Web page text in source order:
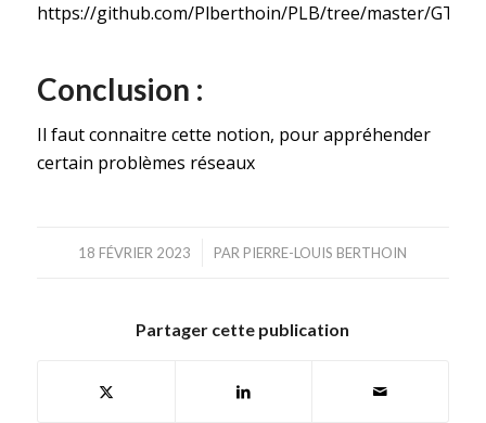
https://github.com/Plberthoin/PLB/tree/master/
Conclusion :
Il faut connaitre cette notion, pour appréhender
certain problèmes réseaux
18 FÉVRIER 2023
/ PAR PIERRE-LOUIS BERTHOIN
Partager cette publication